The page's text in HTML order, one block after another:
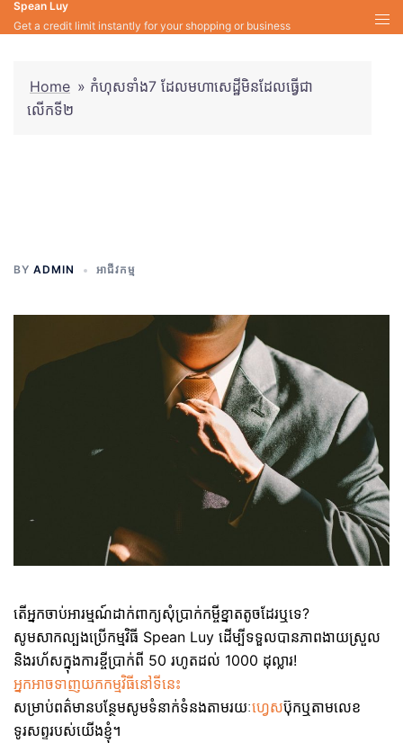
Skip
to
Spean Luy
Get a credit limit instantly for your shopping or business
Home » កំហុសទាំង7 ដែលមហាសេដ្ឋីមិនដែលធ្វើជា
លើកទី២
BY ADMIN អាជីវកម្ម
តើអ្នកចាប់អារម្មណ៍ដាក់ពាក្យសុំប្រាក់កម្ចីខ្នាតតូចដែរឬទេ?
សូមសាកល្បងប្រើកម្មវិធី Spean Luy ដើម្បីទទួលបានភាពងាយស្រួល
និងរហ័សក្នុងការខ្ចីប្រាក់ពី 50 រហូតដល់ 1000 ដុល្លារ!
អ្នកអាចទាញយកកម្មវិធីនៅទីនេះ
សម្រាប់ពត៌មានបន្ថែមសូមទំនាក់ទំនងតាមរយៈហ្វេសប៊ុកឬតាមលេខ
ទូរសព្ទរបស់យើងខ្ញុំ។